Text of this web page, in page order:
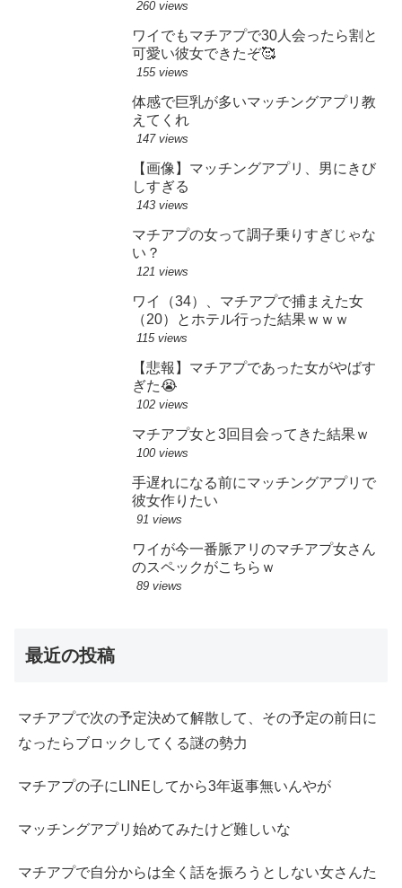
260 views
ワイでもマチアプで30人会ったら割と
可愛い彼女できたぞ🥰
155 views
体感で巨乳が多いマッチングアプリ教
えてくれ
147 views
【画像】マッチングアプリ、男にきび
しすぎる
143 views
マチアプの女って調子乗りすぎじゃな
い？
121 views
ワイ（34）、マチアプで捕まえた女
（20）とホテル行った結果ｗｗｗ
115 views
【悲報】マチアプであった女がやばす
ぎた😭
102 views
マチアプ女と3回目会ってきた結果ｗ
100 views
手遅れになる前にマッチングアプリで
彼女作りたい
91 views
ワイが今一番脈アリのマチアプ女さん
のスペックがこちらｗ
89 views
最近の投稿
マチアプで次の予定決めて解散して、その予定の前日に
なったらブロックしてくる謎の勢力
マチアプの子にLINEしてから3年返事無いんやが
マッチングアプリ始めてみたけど難しいな
マチアプで自分からは全く話を振ろうとしない女さんた